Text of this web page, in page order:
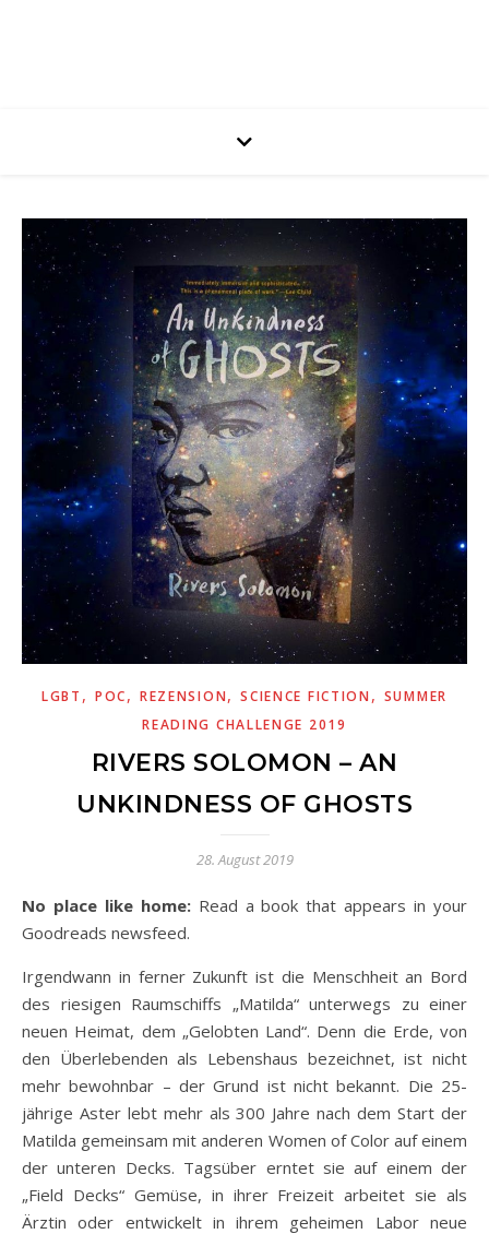
LGBT , POC, REZENSION,SCIENCE FICTION , SUMMER
READING CHALLENGE 2019
RIVERS SOLOMON – AN
UNKINDNESS OF GHOSTS
28. August 2019
No place like home:Read a book that appears in your
Goodreads newsfeed.
Irgendwann in ferner Zukunft ist die Menschheit an Bord
des riesigen Raumschiffs „Matilda“ unterwegs zu einer
neuen Heimat, dem „Gelobten Land“. Denn die Erde, von
den Überlebenden als Lebenshaus bezeichnet, ist nicht
mehr bewohnbar – der Grund ist nicht bekannt. Die 25-
jährige Aster lebt mehr als 300 Jahre nach dem Start der
Matilda gemeinsam mit anderen Women of Color auf einem
der unteren Decks. Tagsüber erntet sie auf einem der
„Field Decks“ Gemüse, in ihrer Freizeit arbeitet sie als
Ärztin oder entwickelt in ihrem geheimen Labor neue